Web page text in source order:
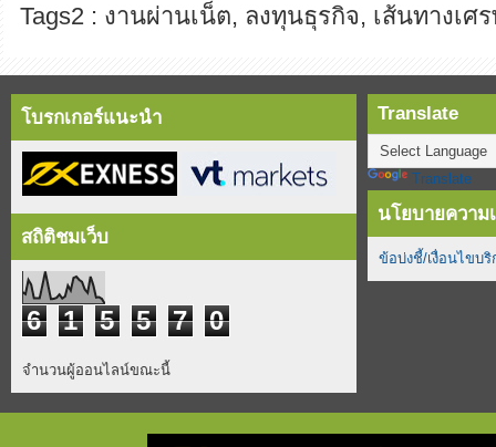
Tags2 : งานผ่านเน็ต, ลงทุนธุรกิจ, เส้นทางเศ
โบรกเกอร์แนะนำ
สถิติชมเว็บ
6 1 5 5 7 0
จำนวนผู้ออนไลน์ขณะนี้
Translate
Translate
นโยบายความ
ข้อบ่งชี้/เงื่อนไขบริ